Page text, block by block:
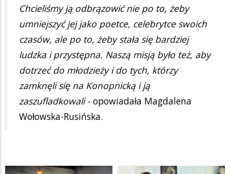
Chcieliśmy ją odbrązowić nie po to, żeby
umniejszyć jej jako poetce, celebrytce swoich
czasów, ale po to, żeby stała się bardziej
ludzka i przystępna. Naszą misją było też, aby
dotrzeć do młodzieży i do tych, którzy
zamknęli się na Konopnicką i ją
zaszufladkowali - opowiadała Magdalena
Wołowska-Rusińska.